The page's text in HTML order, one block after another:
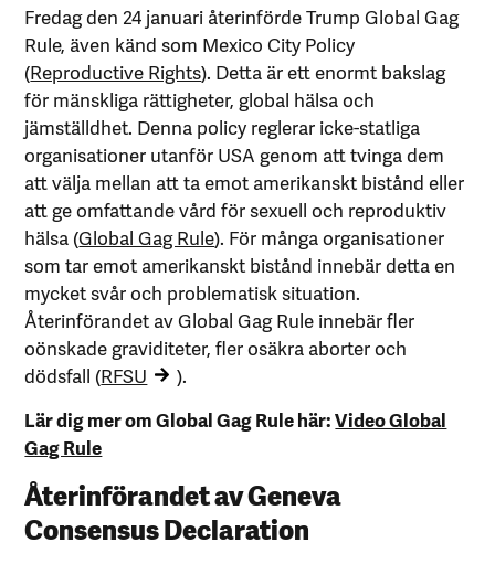
Fredag den 24 januari återinförde Trump Global Gag
Rule, även känd som Mexico City Policy
(Reproductive Rights). Detta är ett enormt bakslag
för mänskliga rättigheter, global hälsa och
jämställdhet. Denna policy reglerar icke-statliga
organisationer utanför USA genom att tvinga dem
att välja mellan att ta emot amerikanskt bistånd eller
att ge omfattande vård för sexuell och reproduktiv
hälsa (Global Gag Rule). För många organisationer
som tar emot amerikanskt bistånd innebär detta en
mycket svår och problematisk situation.
Återinförandet av Global Gag Rule innebär fler
oönskade graviditeter, fler osäkra aborter och
dödsfall (RFSU
).
Lär dig mer om Global Gag Rule här:Video Global
Gag Rule
Återinförandet av Geneva
Consensus Declaration